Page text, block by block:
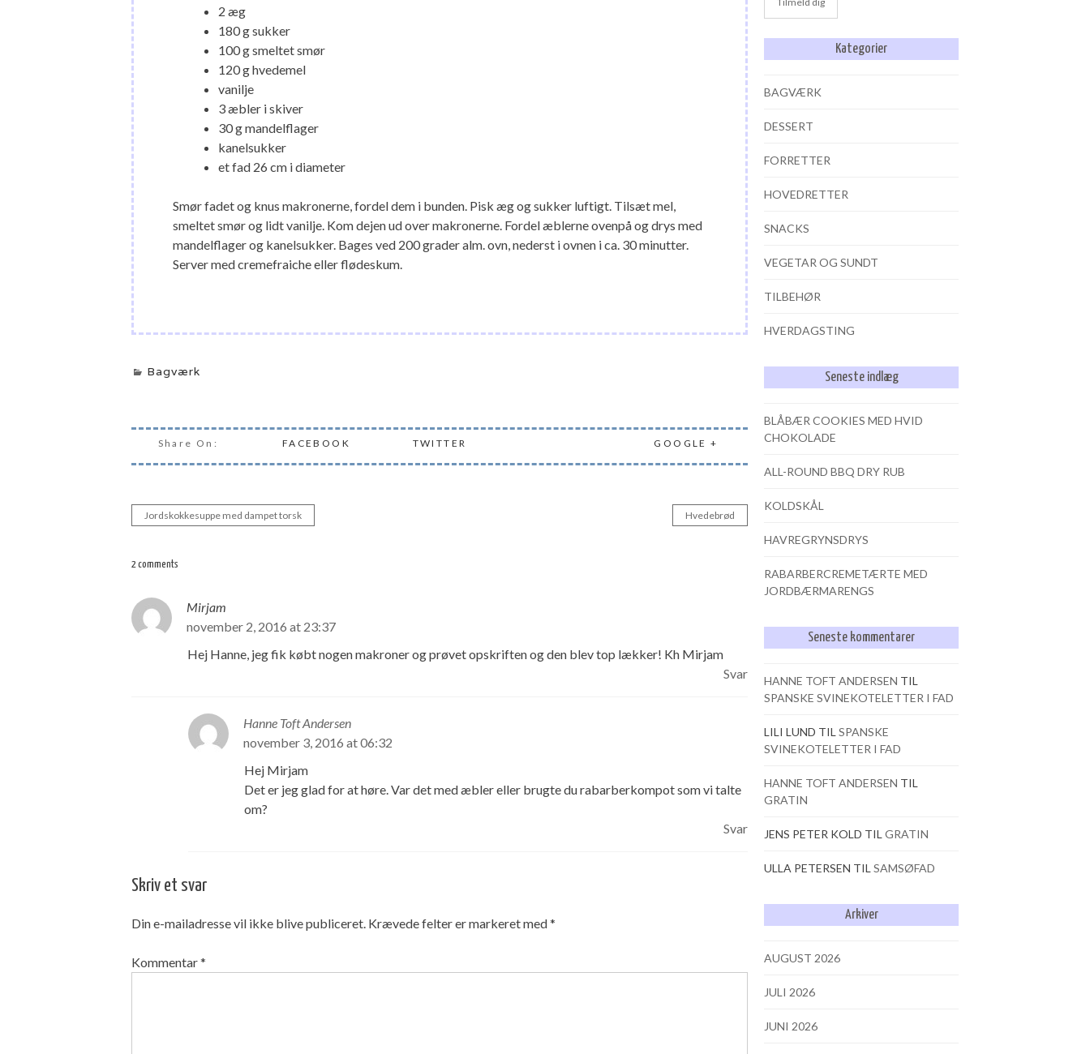
2 æg
180 g sukker
100 g smeltet smør
120 g hvedemel
vanilje
3 æbler i skiver
30 g mandelflager
kanelsukker
et fad 26 cm i diameter
Smør fadet og knus makronerne, fordel dem i bunden. Pisk æg og sukker luftigt. Tilsæt mel,
smeltet smør og lidt vanilje. Kom dejen ud over makronerne. Fordel æblerne ovenpå og drys med
mandelflager og kanelsukker. Bages ved 200 grader alm. ovn, nederst i ovnen i ca. 30 minutter.
Server med cremefraiche eller flødeskum.
Bagværk
Share On: FACEBOOK TWITTER GOOGLE +
Indlægsnavigation
Jordskokkesuppe med dampet torsk Hvedebrød
2 comments
Mirjam
november 2, 2016 at 23:37
Hej Hanne, jeg fik købt nogen makroner og prøvet opskriften og den blev top lækker! Kh Mirjam
Svar
Hanne Toft Andersen
november 3, 2016 at 06:32
Hej Mirjam
Det er jeg glad for at høre. Var det med æbler eller brugte du rabarberkompot som vi talte
om?
Svar
Skriv et svar
Din e-mailadresse vil ikke blive publiceret. Krævede felter er markeret med*
Kommentar*
Kategorier
BAGVÆRK
DESSERT
FORRETTER
HOVEDRETTER
SNACKS
VEGETAR OG SUNDT
TILBEHØR
HVERDAGSTING
Seneste indlæg
BLÅBÆR COOKIES MED HVID
CHOKOLADE
ALL-ROUND BBQ DRY RUB
KOLDSKÅL
HAVREGRYNSDRYS
RABARBERCREMETÆRTE MED
JORDBÆRMARENGS
Seneste kommentarer
HANNE TOFT ANDERSEN TIL
SPANSKE SVINEKOTELETTER I FAD
LILI LUND TIL SPANSKE
SVINEKOTELETTER I FAD
HANNE TOFT ANDERSEN TIL
GRATIN
JENS PETER KOLD TIL GRATIN
ULLA PETERSEN TIL SAMSØFAD
Arkiver
AUGUST 2026
JULI 2026
JUNI 2026